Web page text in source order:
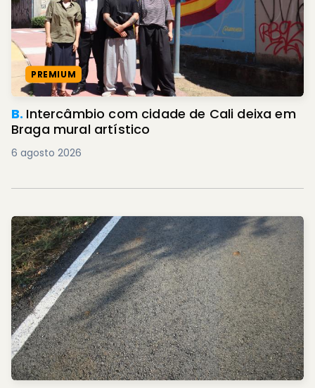
PREMIUM
B. Intercâmbio com cidade de Cali deixa em
Braga mural artístico
6 agosto 2026